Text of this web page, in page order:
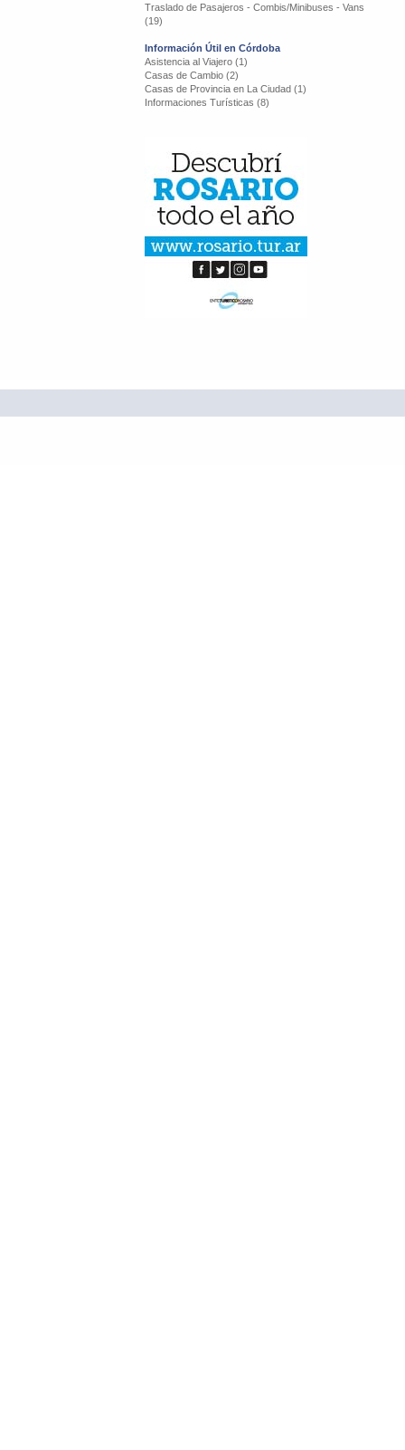
Traslado de Pasajeros - Combis/Minibuses - Vans
(19)
Información Útil en Córdoba
Asistencia al Viajero (1)
Casas de Cambio (2)
Casas de Provincia en La Ciudad (1)
Informaciones Turísticas (8)